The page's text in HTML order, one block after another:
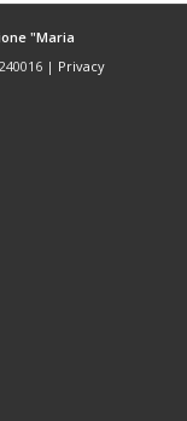
"Maria
| Privacy